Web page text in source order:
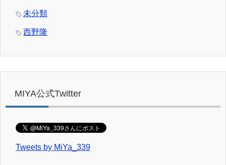
未分類
西野隆
MIYA公式Twitter
Tweets by MiYa_339